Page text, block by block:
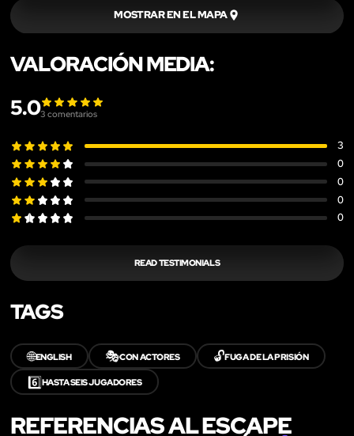
MOSTRAR EN EL MAPA
VALORACIÓN MEDIA:
5.03 comentarios
3
0
0
0
0
READ TESTIMONIALS
TAGS
🌐ENGLISH 🎭CON ACTORES 🔓FUGA DE LA PRISIÓN
6️⃣HASTA SEIS JUGADORES
REFERENCIAS AL ESCAPE